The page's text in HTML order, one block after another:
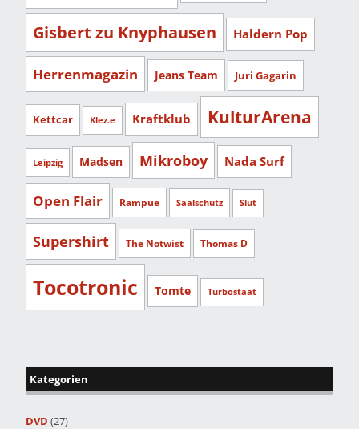
Gisbert zu Knyphausen Haldern Pop
Herrenmagazin Jeans Team Juri Gagarin
Kettcar Klez.e Kraftklub KulturArena
Leipzig Madsen Mikroboy Nada Surf
Open Flair Rampue Saalschutz Slut
Supershirt The Notwist Thomas D
Tocotronic Tomte Turbostaat
Kategorien
DVD (27)